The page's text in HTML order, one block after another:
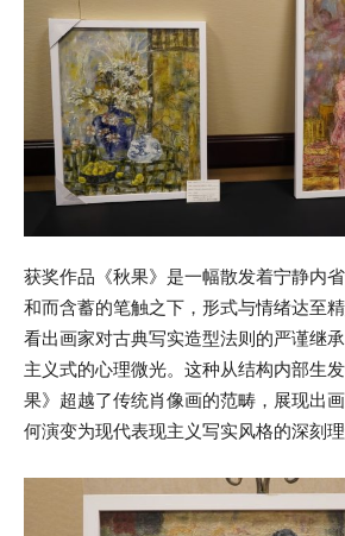
获奖作品《秋果》是一幅散发着宁静内
和而含蓄的笔触之下，形式与情绪达至
看出画家对古典写实造型法则的严谨继
主义式的心理微光。这种从结构内部生
果》超越了传统肖像画的范畴，展现出
何演变为现代表现主义写实风格的深刻理